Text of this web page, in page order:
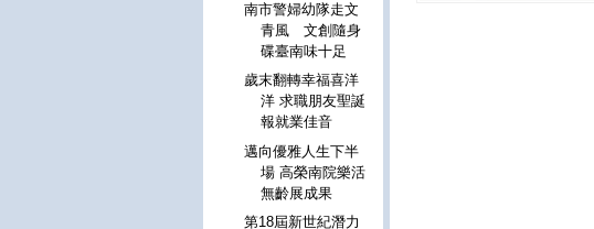
南市警婦幼隊走文
青風 文創隨身
碟臺南味十足
歲末翻轉幸福喜洋
洋 求職朋友聖誕
報就業佳音
邁向優雅人生下半
場 高榮南院樂活
無齡展成果
第18屆新世紀潛力